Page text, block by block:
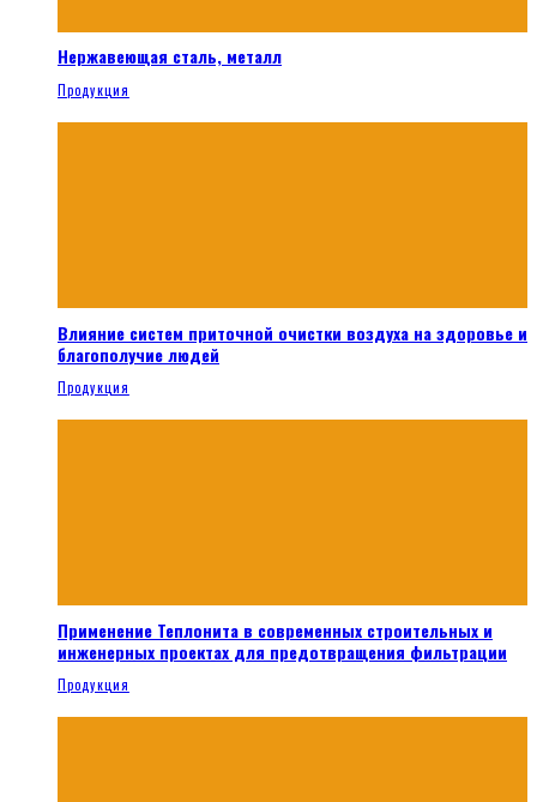
Нержавеющая сталь, металл
Продукция
Влияние систем приточной очистки воздуха на здоровье и
благополучие людей
Продукция
Применение Теплонита в современных строительных и
инженерных проектах для предотвращения фильтрации
Продукция